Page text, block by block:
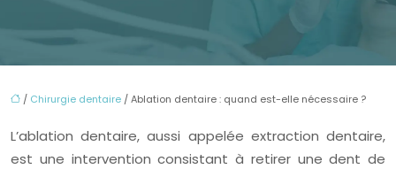
/ Chirurgie dentaire / Ablation dentaire : quand est-elle nécessaire ?
L’ablation dentaire, aussi appelée extraction dentaire,
est une intervention consistant à retirer une dent de